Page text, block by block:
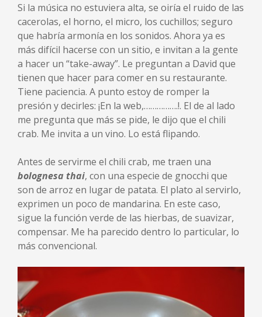
Si la música no estuviera alta, se oiría el ruido de las
cacerolas, el horno, el micro, los cuchillos; seguro
que habría armonía en los sonidos. Ahora ya es
más difícil hacerse con un sitio, e invitan a la gente
a hacer un “take-away”. Le preguntan a David que
tienen que hacer para comer en su restaurante.
Tiene paciencia. A punto estoy de romper la
presión y decirles: ¡En la web,…………….!. El de al lado
me pregunta que más se pide, le dijo que el chili
crab. Me invita a un vino. Lo está flipando.
Antes de servirme el chili crab, me traen una
bolognesa thai, con una especie de gnocchi que
son de arroz en lugar de patata. El plato al servirlo,
exprimen un poco de mandarina. En este caso,
sigue la función verde de las hierbas, de suavizar,
compensar. Me ha parecido dentro lo particular, lo
más convencional.